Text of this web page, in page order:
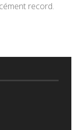
record.